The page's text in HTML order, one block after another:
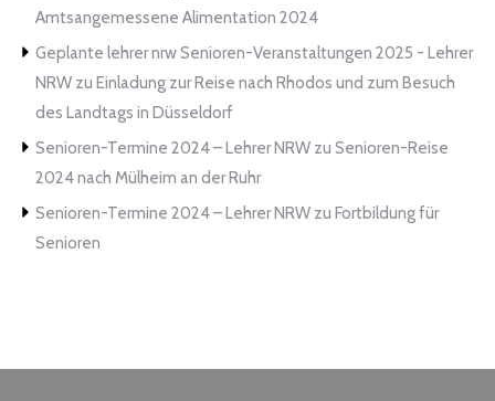
Amtsangemessene Alimentation 2024
Geplante lehrer nrw Senioren-Veranstaltungen 2025 - Lehrer
NRW zu Einladung zur Reise nach Rhodos und zum Besuch
des Landtags in Düsseldorf
Senioren-Termine 2024 – Lehrer NRW zu Senioren-Reise
2024 nach Mülheim an der Ruhr
Senioren-Termine 2024 – Lehrer NRW zu Fortbildung für
Senioren